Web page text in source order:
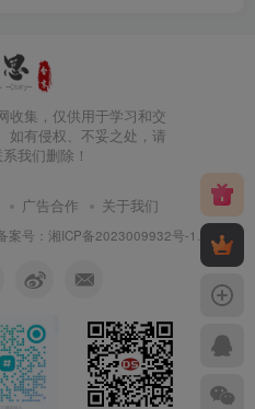
收集，仅供用于学习和交
如有侵权、不妥之处，请
我们删除！
广告合作 关于我们
案号： 湘ICP备2023009932号-1 .